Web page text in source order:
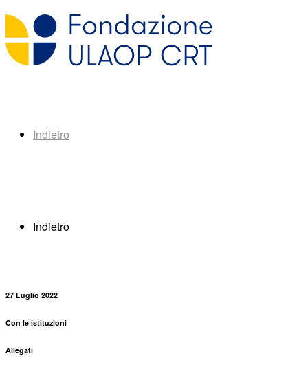
Indietro
Indietro
27 Luglio 2022
Con le istituzioni
Allegati